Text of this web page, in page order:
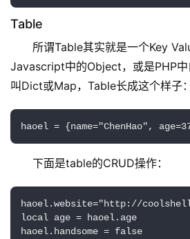
Table
所谓Table其实就是一个Key
Javascript中的Object，或是PHP
叫Dict或Map，Table长成这个样子：
haoel = {name="ChenHao",
下面是table的CRUD操作：
haoel.website="http://
local age = haoel.age
haoel.handsome = false